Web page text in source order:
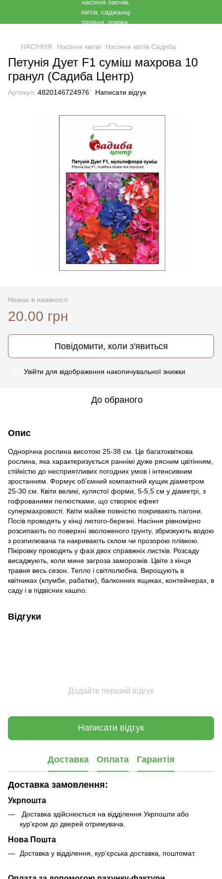
НАСІННЯ Насіння квітів Насіння квітів Садиба
Петунія Дует F1 суміш махрова 10
гранул (Садиба Центр)
Артикул: 4820146724976 Написати відгук
Немає в наявності
20.00 грн
Повідомити, коли з'явиться
Увійти для відображення накопичувальної знижки
До обраного
Опис
Однорічна рослина висотою 25-38 см. Це багатоквіткова
рослина, яка характеризується раннімі дуже рясним цвітінням,
стійкістю до несприятливих погодних умов і інтенсивним
зростанням. Формує об’ємний компактний кущик діаметром
25-30 см. Квіти великі, кулястої форми, 5-5,5 см у діаметрі, з
гофрованими пелюстками, що створює ефект
супермахровості. Квіти майже повністю покривають пагони.
Посів проводять у кінці лютого-березні. Насіння рівномірно
розсипають по поверхні зволоженого грунту, збризкують водою
з розпилювача та накривають склом чи прозорою плівкою.
Пікіровку проводять у фазі двох справжніх листків. Розсаду
висаджують, коли мине загроза заморозків. Цвіте з кінця
травня весь сезон. Тепло і світлолюбна. Вирощують в
квітниках (клумби, рабатки), балконних ящиках, контейнерах, в
саду і в підвісних кашпо.
Відгуки
Додайте перший відгук
Написати відгук
Доставка Оплата Гарантія
Доставка замовлення:
Укрпошта
Доставка здійснюється на відділення Укрпошти або
кур'єром до дверей отримувача.
Нова Пошта
Доставка у відділення, кур'єрська доставка, поштомат.